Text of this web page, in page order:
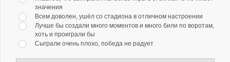
значения
Всем доволен, ушёл со стадиона в отличном настроении
Лучше бы создали много моментов и много били по воротам,
хоть и проиграли бы
Сыграли очень плохо, победа не радует